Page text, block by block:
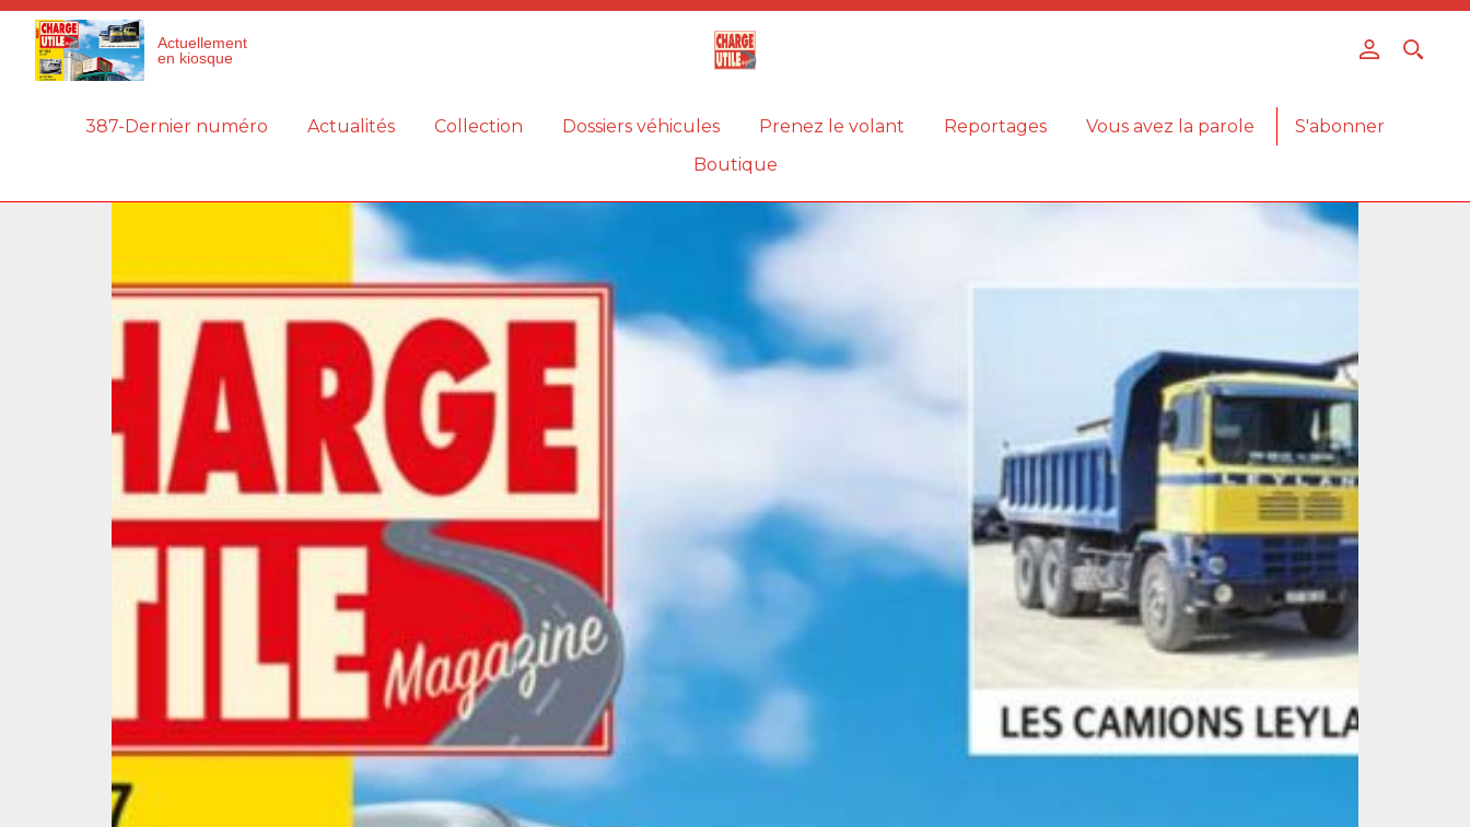
Actuellement
en kiosque
387-Dernier numéro Actualités Collection Dossiers véhicules Prenez le volant Reportages Vous avez la parole
S'abonner
Boutique
Panneau de gestion des cookies